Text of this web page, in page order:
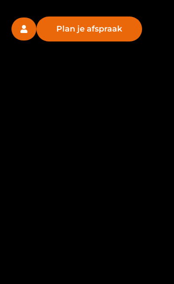
Plan je afspraak